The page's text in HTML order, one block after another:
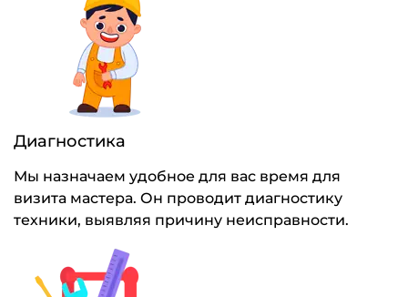
Диагностика
Мы назначаем удобное для вас время для
визита мастера. Он проводит диагностику
техники, выявляя причину неисправности.